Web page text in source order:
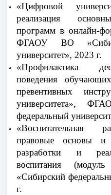
«Цифровой
реализация
программ в онлайн-
ФГАОУ ВО
университет», 2023 г.
«Профилактика
поведения
превентивных
университета»,
федеральный
«Воспитательная
правовые основы и
разработки и
воспитания
«Сибирский
г.